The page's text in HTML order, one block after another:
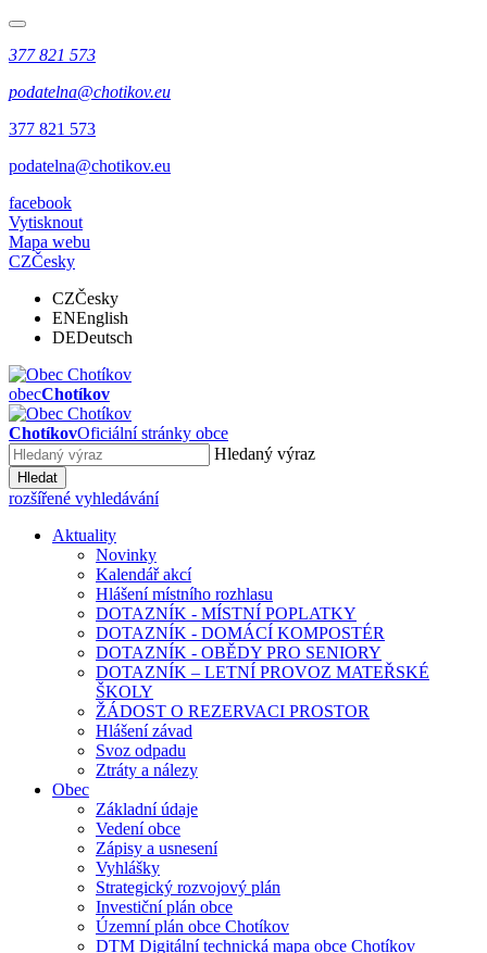
377 821 573
podatelna@chotikov.eu
377 821 573
podatelna@chotikov.eu
facebook
Vytisknout
Mapa webu
CZČesky
CZČesky
ENEnglish
DEDeutsch
obecChotíkov
ChotíkovOficiální stránky obce
Hledaný výraz
Hledat
rozšířené vyhledávání
Aktuality
Novinky
Kalendář akcí
Hlášení místního rozhlasu
DOTAZNÍK - MÍSTNÍ POPLATKY
DOTAZNÍK - DOMÁCÍ KOMPOSTÉR
DOTAZNÍK - OBĚDY PRO SENIORY
DOTAZNÍK – LETNÍ PROVOZ MATEŘSKÉ
ŠKOLY
ŽÁDOST O REZERVACI PROSTOR
Hlášení závad
Svoz odpadu
Ztráty a nálezy
Obec
Základní údaje
Vedení obce
Zápisy a usnesení
Vyhlášky
Strategický rozvojový plán
Investiční plán obce
Územní plán obce Chotíkov
DTM Digitální technická mapa obce Chotíkov